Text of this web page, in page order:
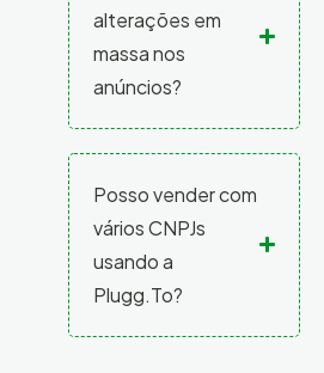
alterações em
massa nos
anúncios?
Posso vender com
vários CNPJs
usando a
Plugg.To?